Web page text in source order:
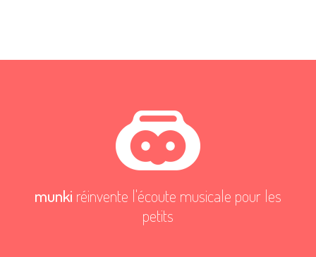
munki réinvente l'écoute musicale pour les
petits